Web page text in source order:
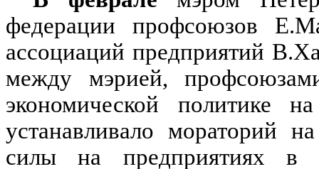
федерации профсоюзов
ассоциаций предприятий
между мэрией,
экономической политике
устанавливало мораторий
силы на предприятиях в